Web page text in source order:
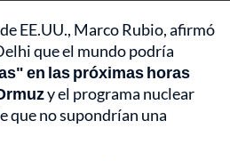
EE.UU., Marco Rubio, afirmó
que el mundo podría
en las próximas horas
y el programa nuclear
que no supondrían una